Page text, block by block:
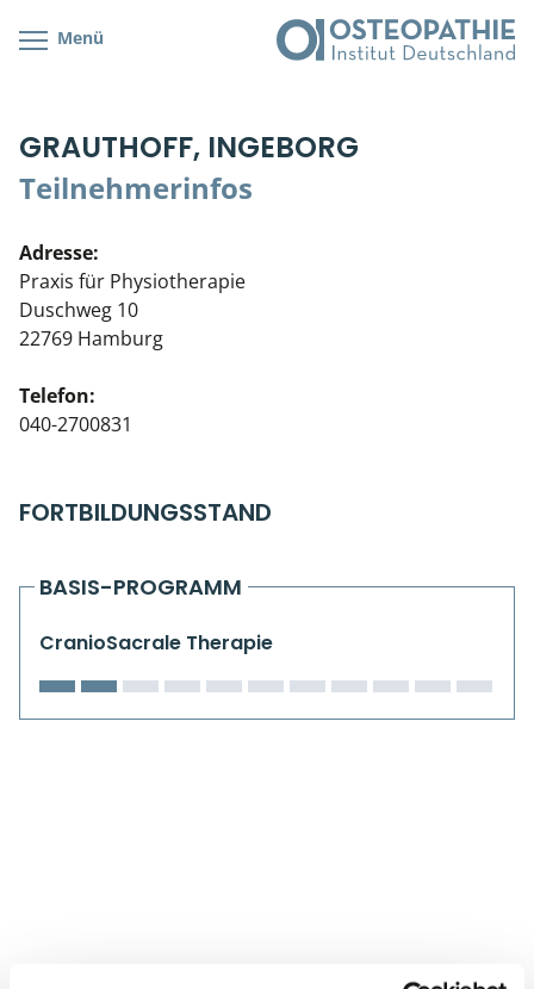
Menü
GRAUTHOFF, INGEBORG
Teilnehmerinfos
Adresse:
Praxis für Physiotherapie
Duschweg 10
22769 Hamburg
Telefon:
040-2700831
FORTBILDUNGSSTAND
BASIS-PROGRAMM
CranioSacrale Therapie
Cranial/Neurale Osteopathie
Parietale Osteopathie
Viszerale Osteopathie
Klinische & Praktische Kurse
Live Online-Kurse
Kursorte mit Kursangeboten
Bonus-Programm
Veranstaltungsticket DB
Wissenswertes
Teilnehmerliste
Stellenbörse
Soziales Engagement